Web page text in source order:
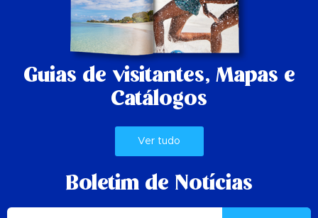
Guias de visitantes, Mapas e
Catálogos
Ver tudo
Boletim de Notícias